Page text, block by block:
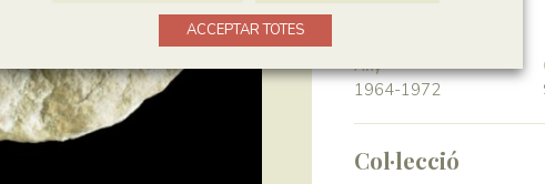
Any
1964-1972
Col·lecció
ACCEPTAR TOTES